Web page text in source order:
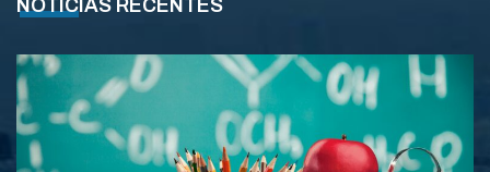
NOTÍCIAS RECENTES